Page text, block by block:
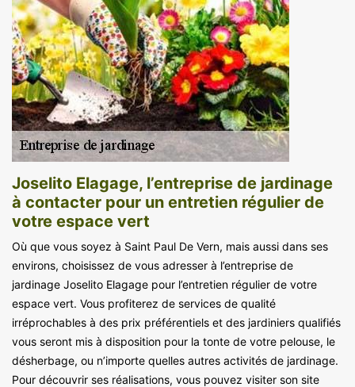
Joselito Elagage, l’entreprise de jardinage
à contacter pour un entretien régulier de
votre espace vert
Où que vous soyez à Saint Paul De Vern, mais aussi dans ses
environs, choisissez de vous adresser à l’entreprise de
jardinage Joselito Elagage pour l’entretien régulier de votre
espace vert. Vous profiterez de services de qualité
irréprochables à des prix préférentiels et des jardiniers qualifiés
vous seront mis à disposition pour la tonte de votre pelouse, le
désherbage, ou n’importe quelles autres activités de jardinage.
Pour découvrir ses réalisations, vous pouvez visiter son site